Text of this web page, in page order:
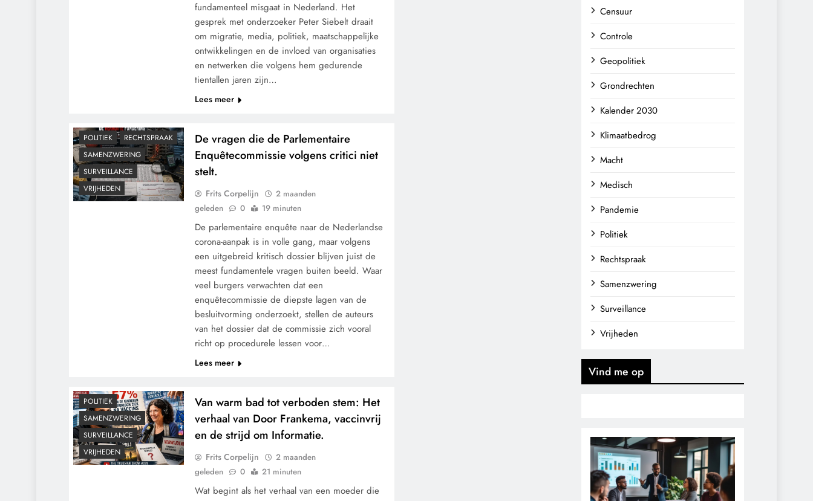
fundamenteel misgaat in Nederland. Het
gesprek met onderzoeker Peter Siebelt draait
om migratie, media, politiek, maatschappelijke
ontwikkelingen en de invloed van organisaties
en netwerken die volgens hem gedurende
tientallen jaren zijn…
Lees meer
POLITIEK
RECHTSPRAAK
SAMENZWERING
SURVEILLANCE
VRIJHEDEN
De vragen die de Parlementaire
Enquêtecommissie volgens critici niet
stelt.
Frits Corpelijn
2 maanden
geleden
0 19 minuten
De parlementaire enquête naar de Nederlandse
corona-aanpak is in volle gang, maar volgens
een uitgebreid kritisch dossier blijven juist de
meest fundamentele vragen buiten beeld. Waar
veel burgers verwachten dat een
enquêtecommissie de diepste lagen van de
besluitvorming onderzoekt, stellen de auteurs
van het dossier dat de commissie zich vooral
richt op procedurele lessen voor…
Lees meer
POLITIEK
SAMENZWERING
SURVEILLANCE
VRIJHEDEN
Van warm bad tot verboden stem: Het
verhaal van Door Frankema, vaccinvrij
en de strijd om Informatie.
Frits Corpelijn
2 maanden
geleden
0 21 minuten
Wat begint als het verhaal van een moeder die
Censuur
Controle
Geopolitiek
Grondrechten
Kalender 2030
Klimaatbedrog
Macht
Medisch
Pandemie
Politiek
Rechtspraak
Samenzwering
Surveillance
Vrijheden
Vind me op